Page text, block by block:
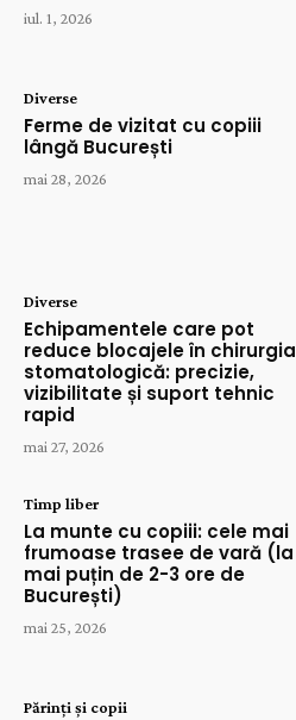
iul. 1, 2026
Diverse
Ferme de vizitat cu copiii
lângă București
mai 28, 2026
Diverse
Echipamentele care pot
reduce blocajele în chirurgia
stomatologică: precizie,
vizibilitate și suport tehnic
rapid
mai 27, 2026
Timp liber
La munte cu copiii: cele mai
frumoase trasee de vară (la
mai puțin de 2-3 ore de
București)
mai 25, 2026
Părinți și copii